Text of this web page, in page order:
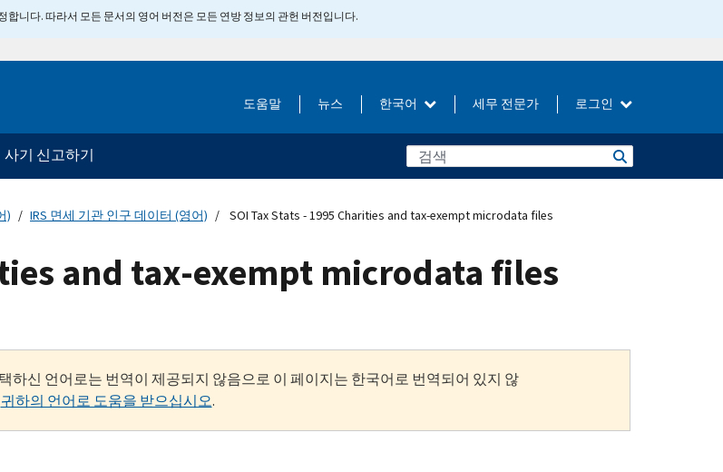
합니다. 따라서 모든 문서의 영어 버전은 모든 연방 정보의 관헌 버전입니다.
도움말 뉴스 한국어 세무 전문가 로그인
사기 신고하기
) IRS 면세 기관 인구 데이터 (영어) SOI Tax Stats - 1995 Charities and tax-exempt microdata files
and tax-exempt microdata files
하신 언어로는 번역이 제공되지 않음으로 이 페이지는 한국어로 번역되어 있지 않
귀하의 언어로 도움을 받으십시오.